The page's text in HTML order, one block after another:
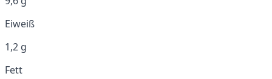
Eiweiß
1,2 g
Fett